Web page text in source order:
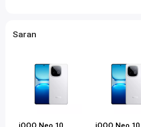
Saran
iQOO Neo 10 iQOO Neo 10